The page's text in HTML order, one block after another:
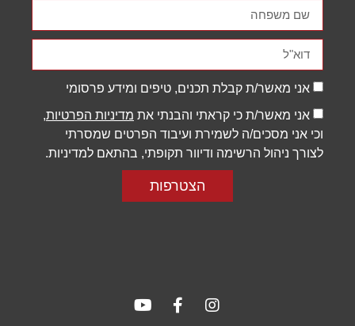
אני מאשר/ת קבלת תכנים, טיפים ומידע פרסומי
אני מאשר/ת כי קראתי והבנתי את מדיניות הפרטיות,
וכי אני מסכים/ה לשמירת ועיבוד הפרטים שמסרתי
לצורך ניהול הרשימה ודיוור תקופתי, בהתאם למדיניות.
הצטרפות